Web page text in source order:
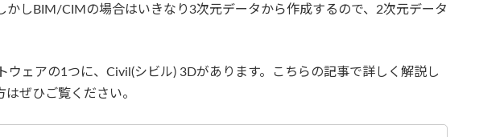
かしBIM/CIMの場合はいきなり3次元データから作成するので、2次元データ
ウェアの1つに、Civil(シビル) 3Dがあります。こちらの記事で詳しく解説し
ぜひご覧ください。